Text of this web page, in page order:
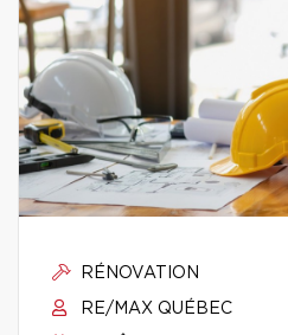
RÉNOVATION
RE/MAX QUÉBEC